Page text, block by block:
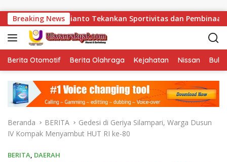
Breaking News
Tekankan Sportivitas dan Pembinaan Warga Binaan.
Berita Otomotif Berita Olahraga Kejahatan Nissan
Beranda BERITA
Gedesi di Geriya Silampari, Warga Dusun
IV Kompak Menyambut HUT RI ke-80
BERITA, DAERAH